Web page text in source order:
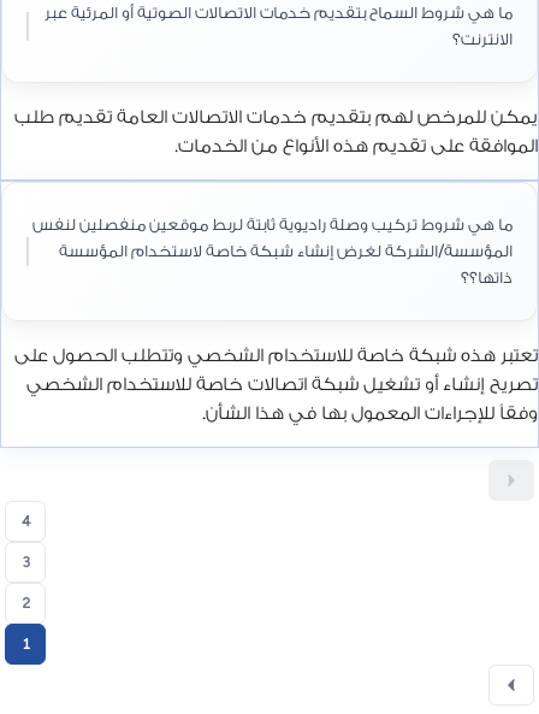
ما هي شروط السماح بتقديم خدمات الاتصالات الصوتية أو المرئية عبر
الانترنت؟
يمكن للمرخص لهم بتقديم خدمات الاتصالات العامة تقديم طلب
الموافقة على تقديم هذه الأنواع من الخدمات.
ما هي شروط تركيب وصلة راديوية ثابتة لربط موقعين منفصلين لنفس
المؤسسة/الشركة لغرض إنشاء شبكة خاصة لاستخدام المؤسسة
ذاتها؟؟
تعتبر هذه شبكة خاصة للاستخدام الشخصي وتتطلب الحصول على
تصريح إنشاء أو تشغيل شبكة اتصالات خاصة للاستخدام الشخصي
وفقاً للإجراءات المعمول بها في هذا الشأن.
4
3
2
1